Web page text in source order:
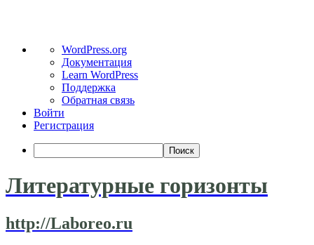
WordPress
WordPress.org
Документация
Learn WordPress
Поддержка
Обратная связь
Войти
Регистрация
Поиск
Литературные горизонты
http://Laboreo.ru